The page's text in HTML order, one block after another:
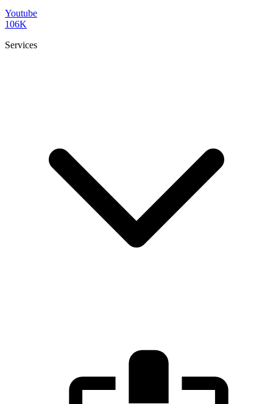
Youtube
106K
Services